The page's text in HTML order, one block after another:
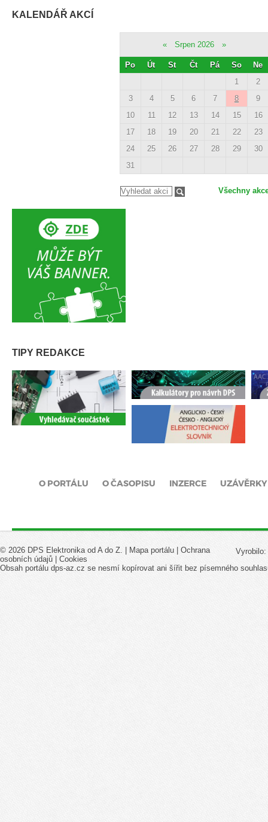
KALENDÁŘ AKCÍ
« Srpen 2026 »
Po Út St Čt Pá So
Ne
1
2
3
4 5 6 7 8
9
10
11 12 13 14 15
16
17
18 19 20 21 22
23
24
25 26 27 28 29
30
31
Všechny
TIPY REDAKCE
O PORTÁLU O ČASOPISU INZERCE UZÁVĚRKY
Vyrobilo:
© 2026 DPS Elektronika od A do Z. | Mapa portálu
Ochrana
osobních údajů
Cookies
Obsah portálu dps-az.cz se nesmí kopírovat ani šířit bez písemného